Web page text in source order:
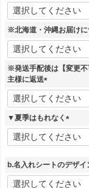
(
必
須
※北海道・沖縄お届けに
※発送手配後は【変更不
主様に返送
(
必
須
▼夏季はもれなく
(
必
)
b.名入れシートのデザイ